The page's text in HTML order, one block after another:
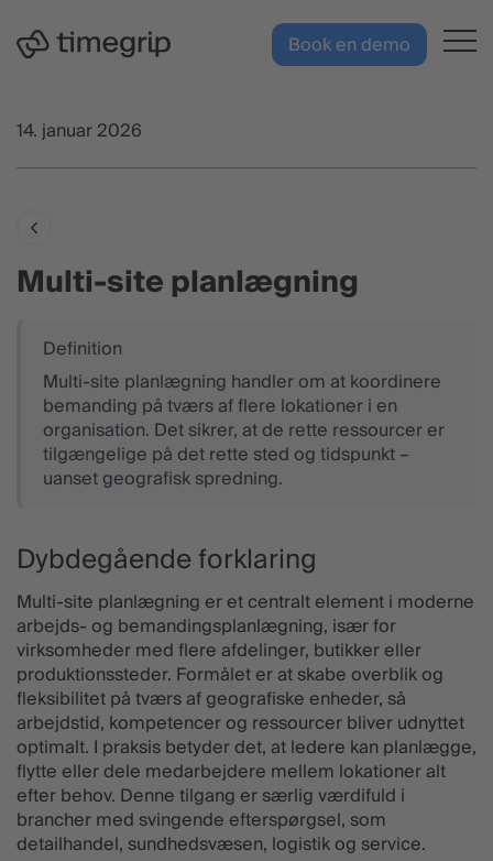
Book en demo
14. januar 2026
Multi-site planlægning
Multi-site planlægning handler om at koordinere
bemanding på tværs af flere lokationer i en
organisation. Det sikrer, at de rette ressourcer er
tilgængelige på det rette sted og tidspunkt –
uanset geografisk spredning.
Dybdegående forklaring
Multi-site planlægning er et centralt element i moderne
arbejds- og bemandingsplanlægning, især for
virksomheder med flere afdelinger, butikker eller
produktionssteder. Formålet er at skabe overblik og
fleksibilitet på tværs af geografiske enheder, så
arbejdstid, kompetencer og ressourcer bliver udnyttet
optimalt. I praksis betyder det, at ledere kan planlægge,
flytte eller dele medarbejdere mellem lokationer alt
efter behov. Denne tilgang er særlig værdifuld i
brancher med svingende efterspørgsel, som
detailhandel, sundhedsvæsen, logistik og service.